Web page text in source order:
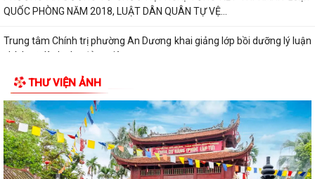
QUỐC PHÒNG NĂM 2018, LUẬT DÂN QUÂN TỰ VỆ...
Trung tâm Chính trị phường An Dương khai giảng lớp bồi dưỡng lý luận
chính trị dành cho đảng viên...
HỘI ĐỒNG NHÂN DÂN PHƯỜNG AN DƯƠNG TỔ CHỨC HỘI NGHỊ TIẾP
XÚC CỬ TRI TRƯỚC KỲ HỌP THƯỜNG LỆ GIỮA NĂM...
HỘI NGHỊ GIAO BAN GIỮA LÃNH ĐẠO ỦY BAN NHÂN DÂN PHƯỜNG VỚI
CÁC TỔ TRƯỞNG TỔ DÂN PHỐ TRÊN ĐỊA BÀN
PHƯỜNG AN DƯƠNG CÔNG BỐ CÁC QUYẾT ĐỊNH VỀ TỔ CHỨC, CÁN
THƯ VIỆN ẢNH